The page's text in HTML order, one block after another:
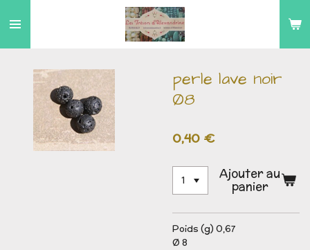
au
perle lave noir
Ø8
0,40 €
Ajouter au
panier
Poids (g) 0,67
Ø 8